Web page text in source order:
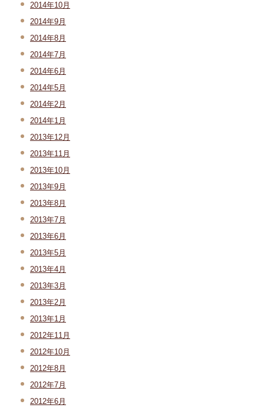
2014年10月
2014年9月
2014年8月
2014年7月
2014年6月
2014年5月
2014年2月
2014年1月
2013年12月
2013年11月
2013年10月
2013年9月
2013年8月
2013年7月
2013年6月
2013年5月
2013年4月
2013年3月
2013年2月
2013年1月
2012年11月
2012年10月
2012年8月
2012年7月
2012年6月